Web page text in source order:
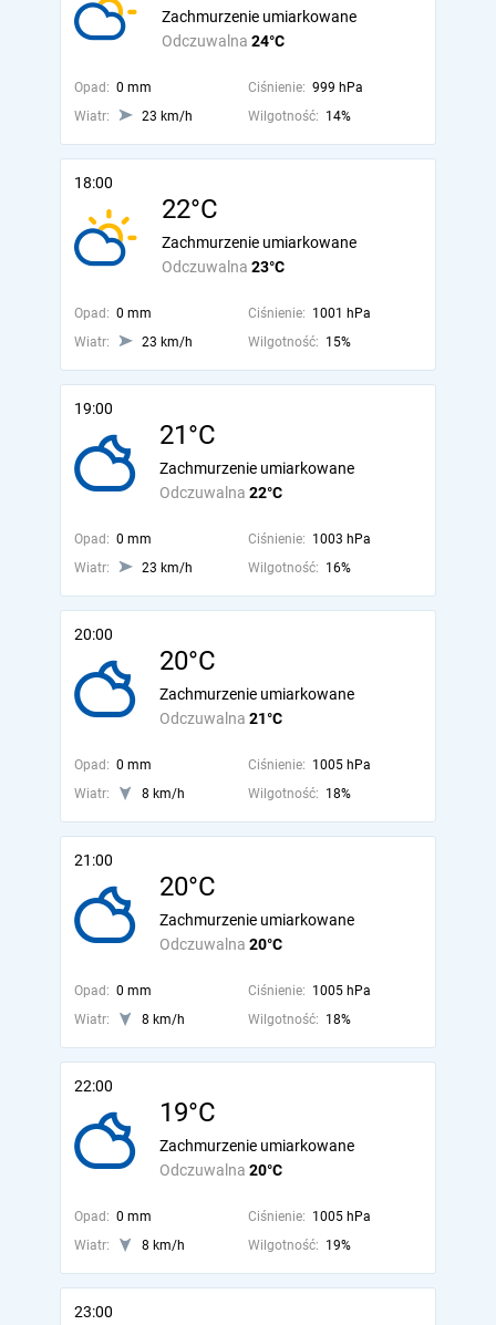
Odczuwalna 24°C
Zachmurzenie umiarkowane
Opad: 0 mm Ciśnienie: 999 hPa
Wiatr:
23 km/h Wilgotność: 14%
18:00
22°C
Odczuwalna 23°C
Zachmurzenie umiarkowane
Opad: 0 mm Ciśnienie: 1001 hPa
Wiatr:
23 km/h Wilgotność: 15%
19:00
21°C
Odczuwalna 22°C
Zachmurzenie umiarkowane
Opad: 0 mm Ciśnienie: 1003 hPa
Wiatr:
23 km/h Wilgotność: 16%
20:00
20°C
Odczuwalna 21°C
Zachmurzenie umiarkowane
Opad: 0 mm Ciśnienie: 1005 hPa
Wiatr:
8 km/h Wilgotność: 18%
21:00
20°C
Odczuwalna 20°C
Zachmurzenie umiarkowane
Opad: 0 mm Ciśnienie: 1005 hPa
Wiatr:
8 km/h Wilgotność: 18%
22:00
19°C
Odczuwalna 20°C
Zachmurzenie umiarkowane
Opad: 0 mm Ciśnienie: 1005 hPa
Wiatr:
8 km/h Wilgotność: 19%
23:00